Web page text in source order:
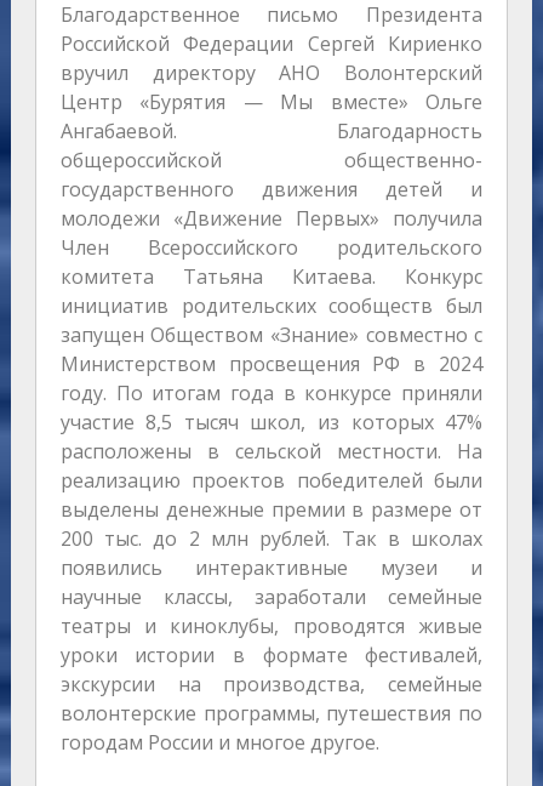
Благодарственное письмо Президента
Российской Федерации Сергей Кириенко
вручил директору АНО Волонтерский
Центр «Бурятия — Мы вместе» Ольге
Ангабаевой. Благодарность
общероссийской общественно-
государственного движения детей и
молодежи «Движение Первых» получила
Член Всероссийского родительского
комитета Татьяна Китаева. Конкурс
инициатив родительских сообществ был
запущен Обществом «Знание» совместно с
Министерством просвещения РФ в 2024
году. По итогам года в конкурсе приняли
участие 8,5 тысяч школ, из которых 47%
расположены в сельской местности. На
реализацию проектов победителей были
выделены денежные премии в размере от
200 тыс. до 2 млн рублей. Так в школах
появились интерактивные музеи и
научные классы, заработали семейные
театры и киноклубы, проводятся живые
уроки истории в формате фестивалей,
экскурсии на производства, семейные
волонтерские программы, путешествия по
городам России и многое другое.